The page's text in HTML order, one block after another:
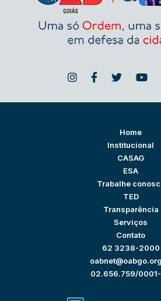
Home
Institucional
CASAG
ESA
Trabalhe
TED
Transparência
Serviços
Contato
62 3238-2000
02.656.759/